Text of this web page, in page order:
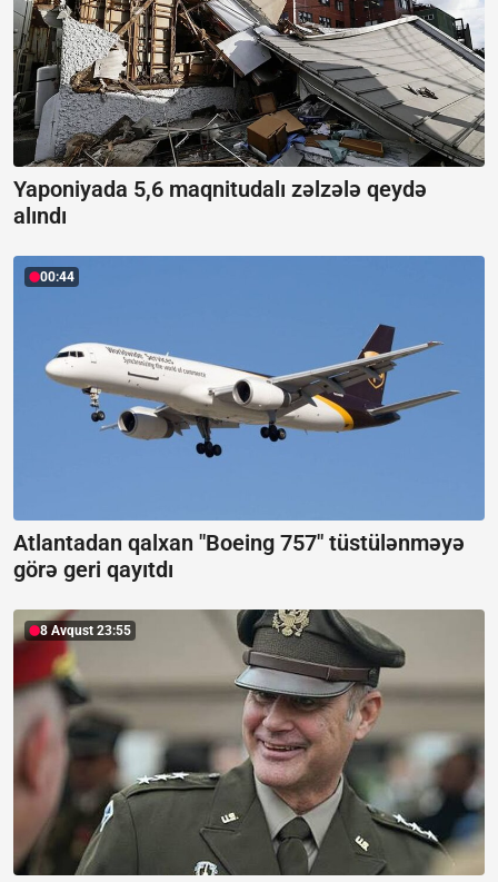
Yaponiyada 5,6 maqnitudalı zəlzələ qeydə
alındı
00:44
Atlantadan qalxan "Boeing 757" tüstülənməyə
görə geri qayıtdı
8 Avqust 23:55